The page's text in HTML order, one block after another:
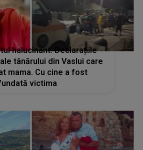
halucinant. Declarațiile
tânărului din Vaslui care
mama. Cu cine a fost
victima